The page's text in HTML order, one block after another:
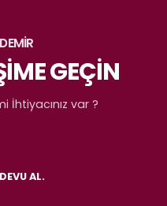
GEÇİN
İhtiyacınız var ?
AL.